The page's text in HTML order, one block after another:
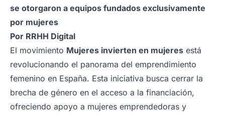
se otorgaron a equipos fundados exclusivamente
por mujeres
Por RRHH Digital
El movimiento Mujeres invierten en mujeres está
revolucionando el panorama del emprendimiento
femenino en España. Esta iniciativa busca cerrar la
brecha de género en el acceso a la financiación,
ofreciendo apoyo a mujeres emprendedoras y